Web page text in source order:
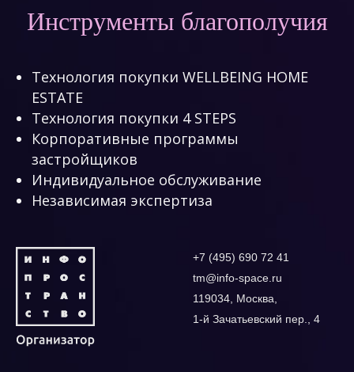
Инструменты благополучия
Технология покупки WELLBEING HOME
ESTATE
Технология покупки 4 STEPS
Корпоративные программы
застройщиков
Индивидуальное обслуживание
Независимая экспертиза
+7 (495) 690 72 41
tm@info-space.ru
119034, Москва,
1-й Зачатьевский пер., 4